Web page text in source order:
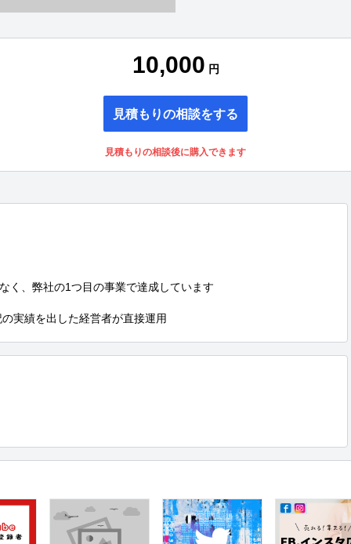
10,000 円
見積もりの相談をする
見積もりの相談後に購入できます
く、弊社の1つ目の事業で達成しています
実績を出した経営者が直接運用